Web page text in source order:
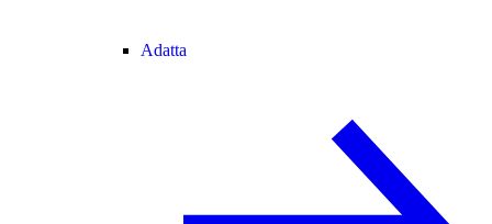
Adatta